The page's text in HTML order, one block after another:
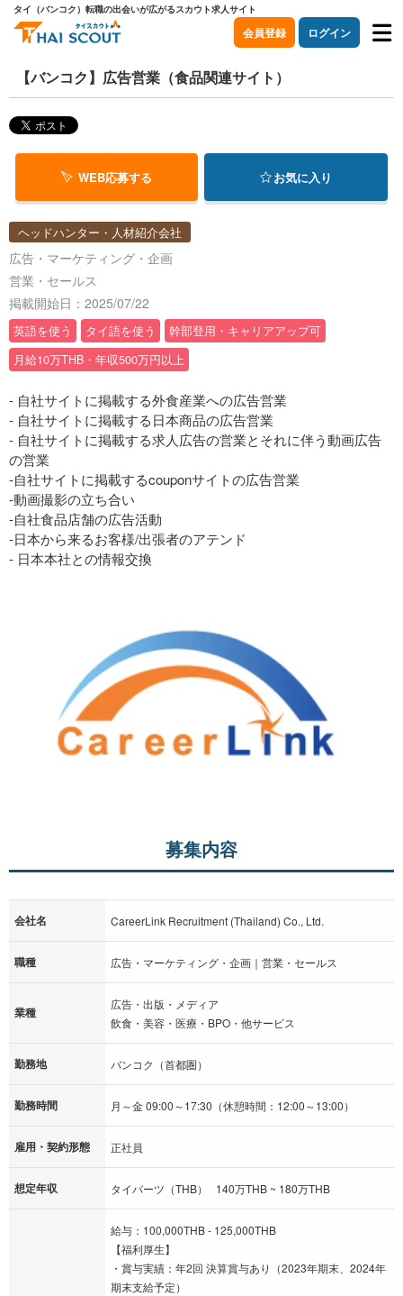
タイ（バンコク）転職の出会いが広がるスカウト求人サイト
会員登録 ログイン
【バンコク】広告営業（食品関連サイト）
WEB応募する お気に入り
ヘッドハンター・人材紹介会社
広告・マーケティング・企画
営業・セールス
掲載開始日：2025/07/22
英語を使う タイ語を使う
幹部登用・キャリアアップ可
月給10万THB・年収500万円以上
- 自社サイトに掲載する外食産業への広告営業
- 自社サイトに掲載する日本商品の広告営業
- 自社サイトに掲載する求人広告の営業とそれに伴う動画広告
の営業
-自社サイトに掲載するcouponサイトの広告営業
-動画撮影の立ち合い
-自社食品店舗の広告活動
-日本から来るお客様/出張者のアテンド
- 日本本社との情報交換
募集内容
会社名 CareerLink Recruitment (Thailand) Co., Ltd.
職種 広告・マーケティング・企画｜営業・セールス
業種
広告・出版・メディア
飲食・美容・医療・BPO・他サービス
勤務地 バンコク（首都圏）
勤務時間 月～金 09:00～17:30（休憩時間：12:00～13:00）
雇用・契約形態 正社員
想定年収 タイバーツ（THB） 140万THB ~ 180万THB
給与：100,000THB - 125,000THB
【福利厚生】
・賞与実績：年2回 決算賞与あり（2023年期末、2024年
期末支給予定）